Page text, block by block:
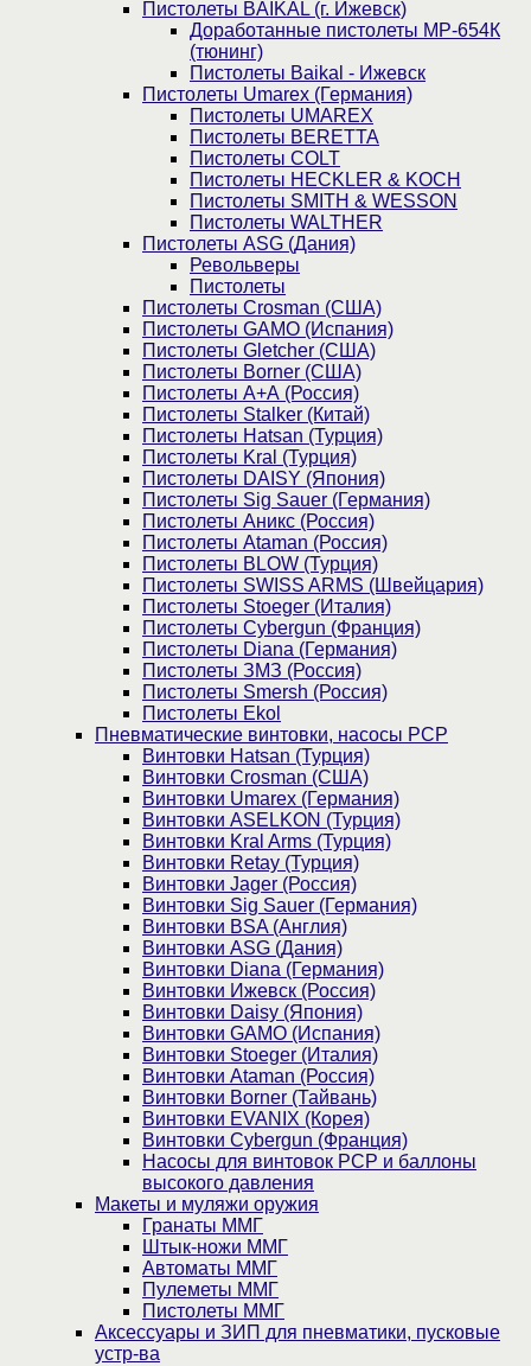
Пистолеты BAIKAL (г. Ижевск)
Доработанные пистолеты МР-654К
(тюнинг)
Пистолеты Baikal - Ижевск
Пистолеты Umarex (Германия)
Пистолеты UMAREX
Пистолеты BERETTA
Пистолеты COLT
Пистолеты HECKLER & KOCH
Пистолеты SMITH & WESSON
Пистолеты WALTHER
Пистолеты ASG (Дания)
Револьверы
Пистолеты
Пистолеты Crosman (США)
Пистолеты GAMO (Испания)
Пистолеты Gletcher (США)
Пистолеты Borner (США)
Пистолеты А+А (Россия)
Пистолеты Stalker (Китай)
Пистолеты Hatsan (Турция)
Пистолеты Kral (Турция)
Пистолеты DAISY (Япония)
Пистолеты Sig Sauer (Германия)
Пистолеты Аникс (Россия)
Пистолеты Ataman (Россия)
Пистолеты BLOW (Турция)
Пистолеты SWISS ARMS (Швейцария)
Пистолеты Stoeger (Италия)
Пистолеты Cybergun (Франция)
Пистолеты Diana (Германия)
Пистолеты ЗМЗ (Россия)
Пистолеты Smersh (Россия)
Пистолеты Ekol
Пневматические винтовки, насосы PCP
Винтовки Hatsan (Турция)
Винтовки Crosman (США)
Винтовки Umarex (Германия)
Винтовки ASELKON (Турция)
Винтовки Kral Arms (Турция)
Винтовки Retay (Турция)
Винтовки Jager (Россия)
Винтовки Sig Sauer (Германия)
Винтовки BSA (Англия)
Винтовки ASG (Дания)
Винтовки Diana (Германия)
Винтовки Ижевск (Россия)
Винтовки Daisy (Япония)
Винтовки GAMO (Испания)
Винтовки Stoeger (Италия)
Винтовки Ataman (Россия)
Винтовки Borner (Тайвань)
Винтовки EVANIX (Корея)
Винтовки Cybergun (Франция)
Насосы для винтовок PCP и баллоны
высокого давления
Макеты и муляжи оружия
Гранаты ММГ
Штык-ножи ММГ
Автоматы ММГ
Пулеметы ММГ
Пистолеты ММГ
Аксессуары и ЗИП для пневматики, пусковые
устр-ва